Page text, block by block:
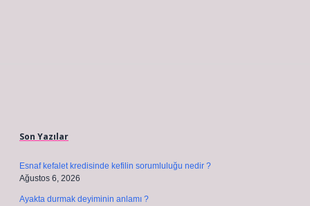
Son Yazılar
Esnaf kefalet kredisinde kefilin sorumluluğu nedir ?
Ağustos 6, 2026
Ayakta durmak deyiminin anlamı ?